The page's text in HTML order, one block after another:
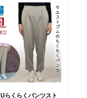
らくらくパンツスト